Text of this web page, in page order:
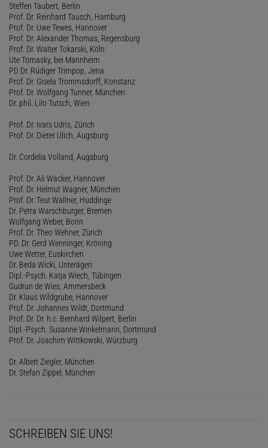
Steffen Taubert, Berlin
Prof. Dr. Reinhard Tausch, Hamburg
Prof. Dr. Uwe Tewes, Hannover
Prof. Dr. Alexander Thomas, Regensburg
Prof. Dr. Walter Tokarski, Köln
Ute Tomasky, bei Mannheim
PD Dr. Rüdiger Trimpop, Jena
Prof. Dr. Gisela Trommsdorff, Konstanz
Prof. Dr. Wolfgang Tunner, München
Dr. phil. Lilo Tutsch, Wien
Prof. Dr. Ivars Udris, Zürich
Prof. Dr. Dieter Ulich, Augsburg
Dr. Cordelia Volland, Augsburg
Prof. Dr. Ali Wacker, Hannover
Prof. Dr. Helmut Wagner, München
Prof. Dr. Teut Wallner, Huddinge
Dr. Petra Warschburger, Bremen
Wolfgang Weber, Bonn
Prof. Dr. Theo Wehner, Zürich
PD. Dr. Gerd Wenninger, Kröning
Uwe Wetter, Euskirchen
Dr. Beda Wicki, Unterägeri
Dipl.-Psych. Katja Wiech, Tübingen
Gudrun de Wies, Ammersbeck
Dr. Klaus Wildgrube, Hannover
Prof. Dr. Johannes Wildt, Dortmund
Prof. Dr. Dr. h.c. Bernhard Wilpert, Berlin
Dipl.-Psych. Susanne Winkelmann, Dortmund
Prof. Dr. Joachim Wittkowski, Würzburg
Dr. Albert Ziegler, München
Dr. Stefan Zippel, München
SCHREIBEN SIE UNS!